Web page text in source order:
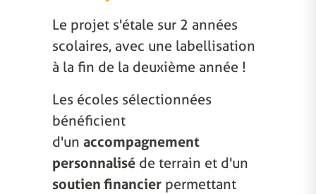
Le projet s'étale sur 2 années
scolaires, avec une labellisation
à la fin de la deuxième année !
Les écoles sélectionnées
bénéficient
d'un accompagnement
personnalisé de terrain et d'un
soutien financier permettant